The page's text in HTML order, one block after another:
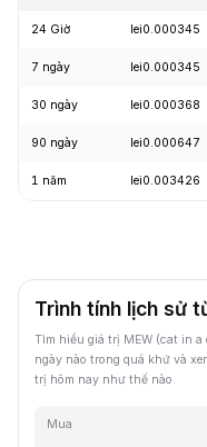
24 Giờ lei0.000345
7 ngày lei0.000345
30 ngày lei0.000368
90 ngày lei0.000647
1 năm lei0.003426
Trình tính lịch sử
Tìm hiểu giá trị MEW (cat in
ngày nào trong quá khứ và
trị hôm nay như thế nào.
Mua